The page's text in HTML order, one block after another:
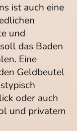
ist auch eine
und
das Baden
Eine
Geldbeutel
oder auch
und privatem